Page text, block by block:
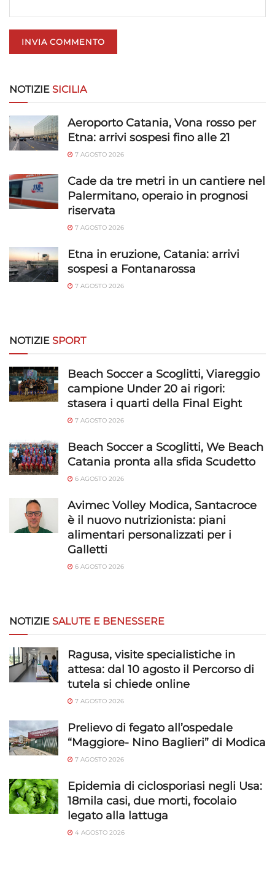
NOTIZIE SICILIA
Aeroporto Catania, Vona rosso per
Etna: arrivi sospesi fino alle 21
7 AGOSTO 2026
Cade da tre metri in un cantiere nel
Palermitano, operaio in prognosi
riservata
7 AGOSTO 2026
Etna in eruzione, Catania: arrivi
sospesi a Fontanarossa
7 AGOSTO 2026
NOTIZIE SPORT
Beach Soccer a Scoglitti, Viareggio
campione Under 20 ai rigori:
stasera i quarti della Final Eight
7 AGOSTO 2026
Beach Soccer a Scoglitti, We Beach
Catania pronta alla sfida Scudetto
6 AGOSTO 2026
Avimec Volley Modica, Santacroce
è il nuovo nutrizionista: piani
alimentari personalizzati per i
Galletti
6 AGOSTO 2026
NOTIZIE SALUTE E BENESSERE
Ragusa, visite specialistiche in
attesa: dal 10 agosto il Percorso di
tutela si chiede online
7 AGOSTO 2026
Prelievo di fegato all’ospedale
“Maggiore- Nino Baglieri” di Modica
7 AGOSTO 2026
Epidemia di ciclosporiasi negli Usa:
18mila casi, due morti, focolaio
legato alla lattuga
4 AGOSTO 2026